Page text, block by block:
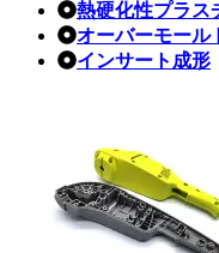
熱硬化性プラス
オーバーモール
インサート成形